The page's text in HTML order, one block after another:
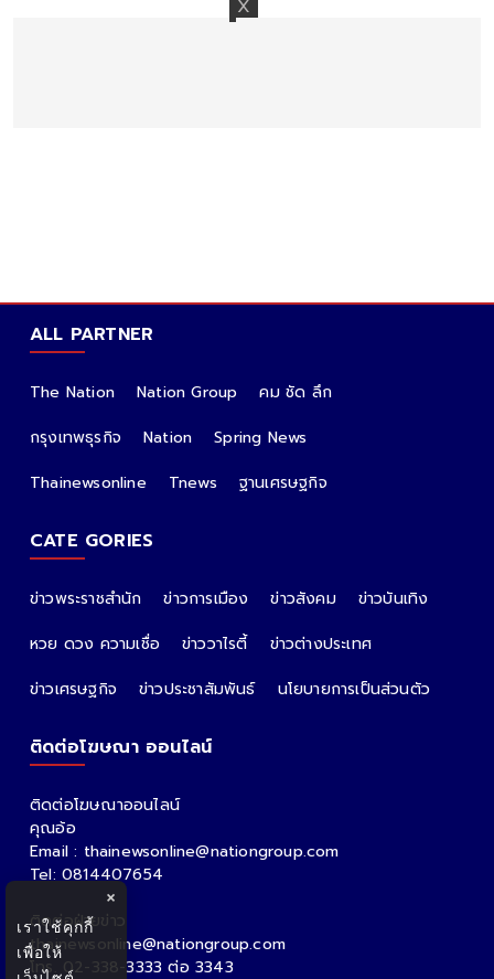
ALL PARTNER
The Nation Nation Group
คม ชัด ลึก
กรุงเทพธุรกิจ
Nation
Spring News
Thainewsonline
Tnews ฐานเศรษฐกิจ
CATE GORIES
ข่าวพระราชสำนัก ข่าวการเมือง ข่าวสังคม
ข่าวบันเทิง
หวย ดวง ความเชื่อ
ข่าววาไรตี้
ข่าวต่างประเทศ
ข่าวเศรษฐกิจ
ข่าวประชาสัมพันธ์ นโยบายการเป็นส่วนตัว
ติดต่อโฆษณา ออนไลน์
ติดต่อโฆษณาออนไลน์
คุณอ้อ
Email : thainewsonline@nationgroup.com
Tel: 0814407654
ติดต่อฝ่ายข่าว
thainewsonline@nationgroup.com
โทร. 02-338-3333 ต่อ 3343
×
เราใช้คุกกี้
เพื่อให้